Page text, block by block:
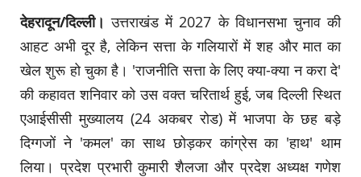
देहरादून/दिल्ली। उत्तराखंड में 2027 के विधानसभा चुनाव की
आहट अभी दूर है, लेकिन सत्ता के गलियारों में शह और मात का
खेल शुरू हो चुका है। 'राजनीति सत्ता के लिए क्या-क्या न करा दे'
की कहावत शनिवार को उस वक्त चरितार्थ हुई, जब दिल्ली स्थित
एआईसीसी मुख्यालय (24 अकबर रोड) में भाजपा के छह बड़े
दिग्गजों ने 'कमल' का साथ छोड़कर कांग्रेस का 'हाथ' थाम
लिया। प्रदेश प्रभारी कुमारी शैलजा और प्रदेश अध्यक्ष गणेश